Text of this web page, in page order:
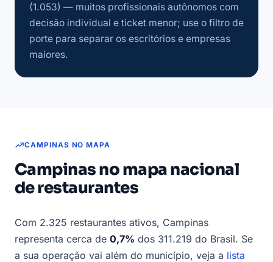
(1.053) — muitos profissionais autônomos com
decisão individual e ticket menor; use o filtro de
porte para separar os escritórios e empresas
maiores.
CAMPINAS NO MAPA
Campinas no mapa nacional
de restaurantes
Com 2.325 restaurantes ativos, Campinas
representa cerca de 0,7% dos 311.219 do Brasil. Se
a sua operação vai além do município, veja a lista